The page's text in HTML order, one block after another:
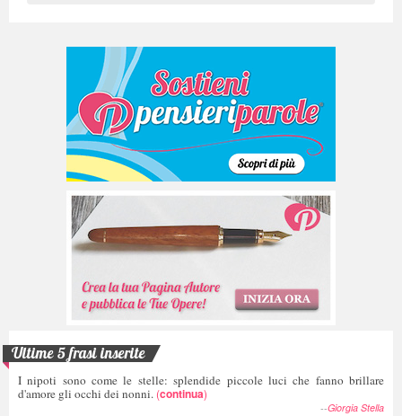
Ultime 5 frasi inserite
I nipoti sono come le stelle: splendide piccole luci che fanno brillare
d'amore gli occhi dei nonni. (continua)
--Giorgia Stella